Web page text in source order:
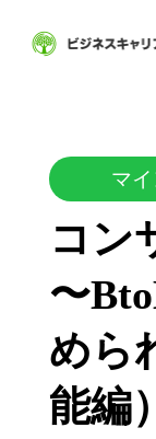
マ
コン
〜
めら
能編）